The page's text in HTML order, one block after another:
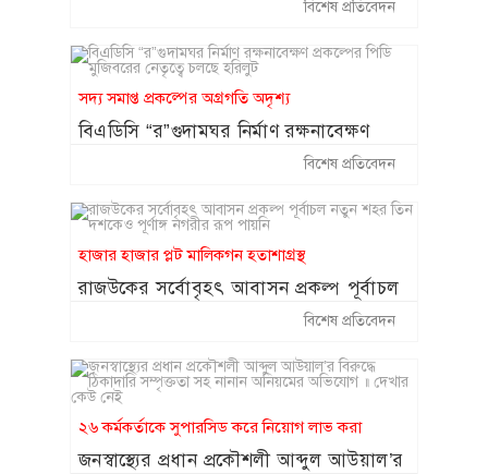
শাকিবের অনুরোধে সিনেমায়
ফিরতে রাজি ববিতা
১৩
ফেসবুক-টিকটক ব্যবহার না
করার শর্তে সন্তান ফিরে
পেলেন কিশোরী
১৪
কক্সবাজারে ঝুঁকিপূর্ণ
প্যারাসেলিং বন্ধে সরকারকে
লিগ্যাল নোটিশ
২০ আগস্ট থেকে শুরু হচ্ছে
চট্টগ্রাম বোর্ডের স্থগিত হওয়া
বিশেষ প্রতিবেদন
সদ্য সমাপ্ত প্রকল্পের অগ্রগতি অদৃশ্য
বিএডিসি “র”গুদামঘর নির্মাণ রক্ষনাবেক্ষণ
প্রকল্পের পিডি মুজিবরের নেতৃত্বে চলছে হরিলুট
বিশেষ প্রতিবেদন
হাজার হাজার প্লট মালিকগন হতাশাগ্রস্থ
রাজউকের সর্বোবৃহৎ আবাসন প্রকল্প পূর্বাচল
নতুন শহর তিন দশকেও পূর্ণাঙ্গ নগরীর রূপ
বিশেষ প্রতিবেদন
২৬ কর্মকর্তাকে সুপারসিড করে নিয়োগ লাভ করা
জনস্বাস্থ্যের প্রধান প্রকৌশলী আব্দুল আউয়াল’র